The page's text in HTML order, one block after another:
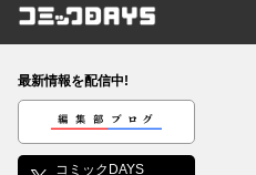
コミックDAYS
最新情報を配信中!
編集部ブログ
コミックDAYS